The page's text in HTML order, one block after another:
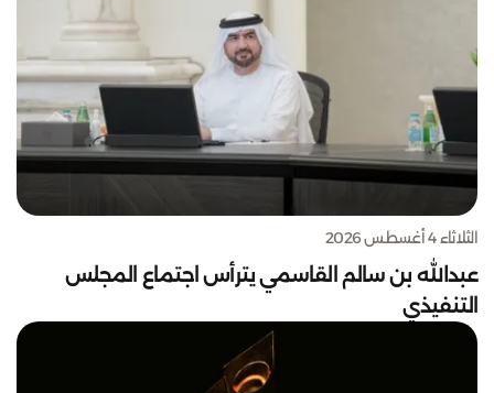
الثلاثاء 4 أغسطس 2026
عبدالله بن سالم القاسمي يترأس اجتماع المجلس
التنفيذي